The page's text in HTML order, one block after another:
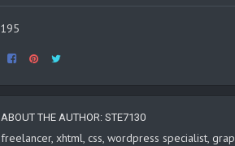
ABOUT THE AUTHOR: STE7130
freelancer, xhtml, css, wordpress specialist,